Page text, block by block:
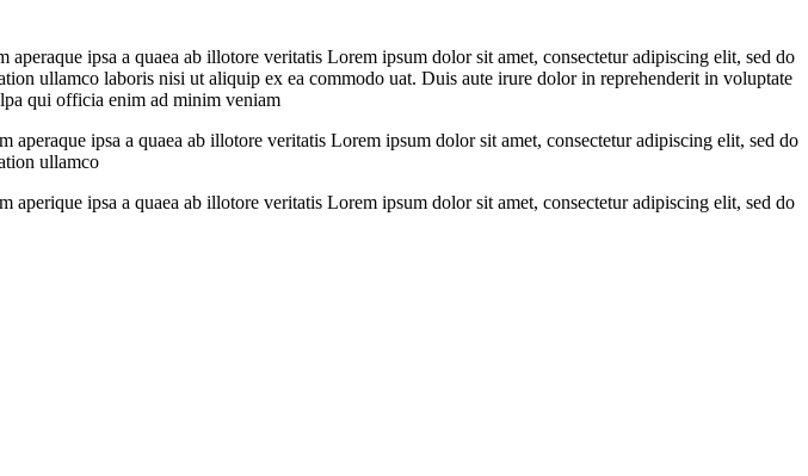
ipsa a quaea ab illotore veritatis Lorem ipsum dolor sit amet, consectetur adipiscing elit, sed do
ullamco laboris nisi ut aliquip ex ea commodo uat. Duis aute irure dolor in reprehenderit in voluptate
qui officia enim ad minim veniam
ipsa a quaea ab illotore veritatis Lorem ipsum dolor sit amet, consectetur adipiscing elit, sed do
ullamco
ipsa a quaea ab illotore veritatis Lorem ipsum dolor sit amet, consectetur adipiscing elit, sed do